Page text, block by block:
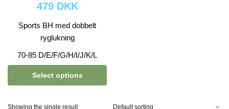
479 DKK
Sports BH med dobbelt
ryglukning
70-85 D/E/F/G/H/I/J/K/L
Select options
Showing the single result